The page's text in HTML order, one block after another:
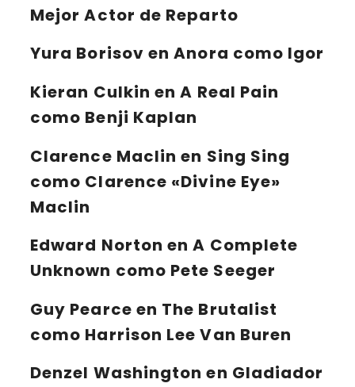
Mejor Actor de Reparto
Yura Borisoven Anora como Igor
Kieran Culkin en A Real Pain
como Benji Kaplan
Clarence Maclin en Sing Sing
como Clarence «Divine Eye»
Maclin
Edward Nortonen A Complete
Unknown como Pete Seeger
Guy Pearce en The Brutalist
como Harrison Lee Van Buren
Denzel Washingtonen Gladiador